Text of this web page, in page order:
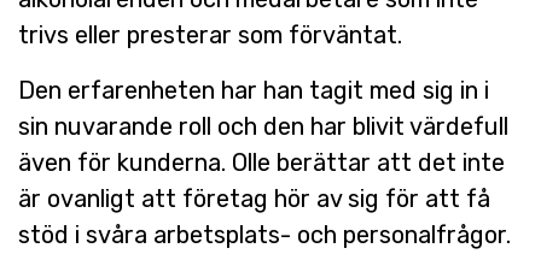
trivs eller presterar som förväntat.
Den erfarenheten har han tagit med sig in i
sin nuvarande roll och den har blivit värdefull
även för kunderna. Olle berättar att det inte
är ovanligt att företag hör av sig för att få
stöd i svåra arbetsplats- och personalfrågor.